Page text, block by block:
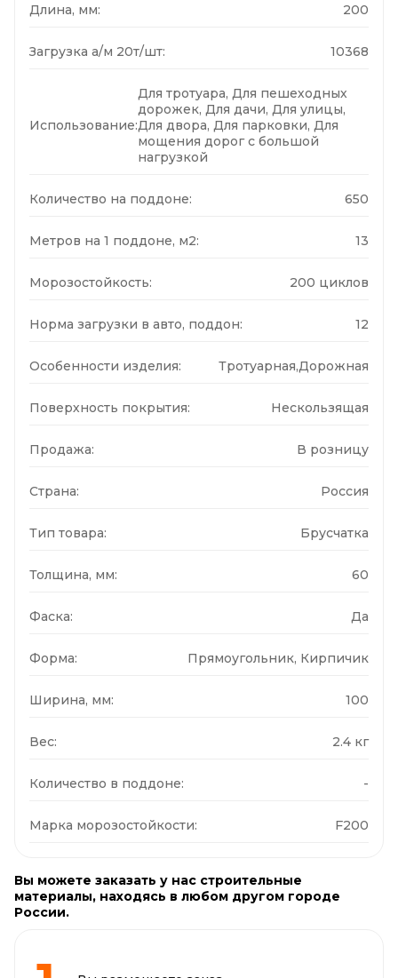
Длина, мм: 200
Загрузка а/м 20т/шт: 10368
Использование:
Для тротуара, Для пешеходных
дорожек, Для дачи, Для улицы,
Для двора, Для парковки, Для
мощения дорог с большой
нагрузкой
Количество на поддоне: 650
Метров на 1 поддоне, м2: 13
Морозостойкость: 200 циклов
Норма загрузки в авто, поддон: 12
Особенности изделия: Тротуарная,Дорожная
Поверхность покрытия: Нескользящая
Продажа: В розницу
Страна: Россия
Тип товара: Брусчатка
Толщина, мм: 60
Фаска: Да
Форма: Прямоугольник, Кирпичик
Ширина, мм: 100
Вес: 2.4 кг
Количество в поддоне: -
Марка морозостойкости: F200
Вы можете заказать у нас строительные
материалы, находясь в любом другом городе
России.